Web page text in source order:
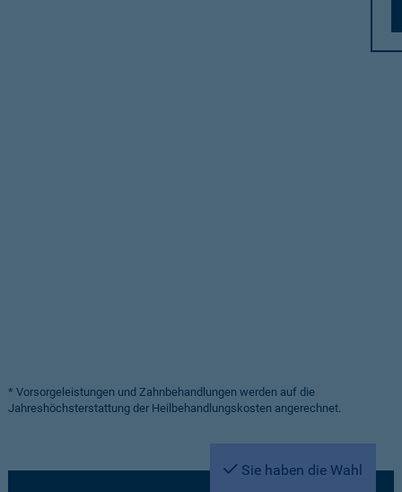
* Vorsorgeleistungen und Zahnbehandlungen werden auf die
Jahreshöchsterstattung der Heilbehandlungskosten angerechnet.
Sie haben die Wahl